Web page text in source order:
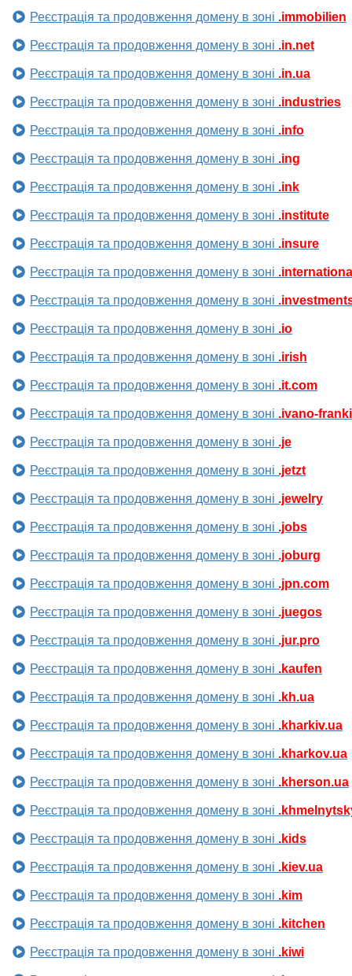
Реєстрація та продовження домену в зоні .immobilien
Реєстрація та продовження домену в зоні .in.net
Реєстрація та продовження домену в зоні .in.ua
Реєстрація та продовження домену в зоні .industries
Реєстрація та продовження домену в зоні .info
Реєстрація та продовження домену в зоні .ing
Реєстрація та продовження домену в зоні .ink
Реєстрація та продовження домену в зоні .institute
Реєстрація та продовження домену в зоні .insure
Реєстрація та продовження домену в зоні
Реєстрація та продовження домену в зоні
Реєстрація та продовження домену в зоні .io
Реєстрація та продовження домену в зоні .irish
Реєстрація та продовження домену в зоні .it.com
Реєстрація та продовження домену в зоні .ivano-
Реєстрація та продовження домену в зоні .je
Реєстрація та продовження домену в зоні .jetzt
Реєстрація та продовження домену в зоні .jewelry
Реєстрація та продовження домену в зоні .jobs
Реєстрація та продовження домену в зоні .joburg
Реєстрація та продовження домену в зоні .jpn.com
Реєстрація та продовження домену в зоні .juegos
Реєстрація та продовження домену в зоні .jur.pro
Реєстрація та продовження домену в зоні .kaufen
Реєстрація та продовження домену в зоні .kh.ua
Реєстрація та продовження домену в зоні .kharkiv.ua
Реєстрація та продовження домену в зоні .kharkov.ua
Реєстрація та продовження домену в зоні .kherson.ua
Реєстрація та продовження домену в зоні
Реєстрація та продовження домену в зоні .kids
Реєстрація та продовження домену в зоні .kiev.ua
Реєстрація та продовження домену в зоні .kim
Реєстрація та продовження домену в зоні .kitchen
Реєстрація та продовження домену в зоні .kiwi